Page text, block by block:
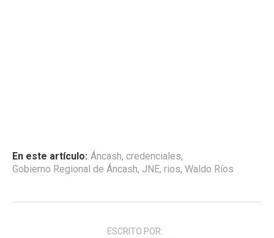
En este artículo: Áncash, credenciales,
Gobierno Regional de Áncash, JNE, rios, Waldo Ríos
ESCRITO POR: